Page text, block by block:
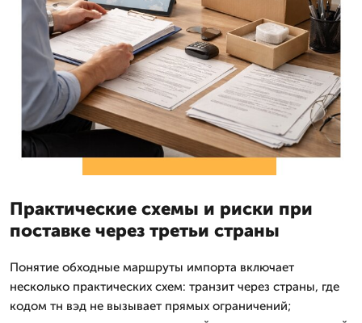
Практические схемы и риски при
поставке через третьи страны
Понятие обходные маршруты импорта включает
несколько практических схем: транзит через страны, где
кодом тн вэд не вызывает прямых ограничений;